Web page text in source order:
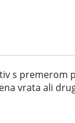
s premerom
vrata ali